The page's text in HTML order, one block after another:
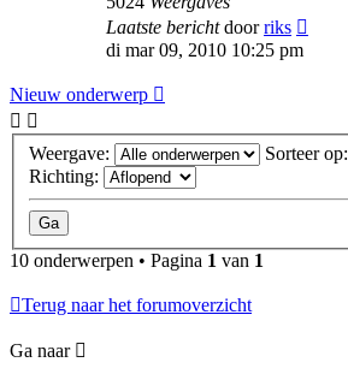
Laatste berichtdoorriks
di mar 09, 2010 10:25 pm
Nieuw onderwerp
Weergave:
Sorteer op:
Richting:
10 onderwerpen • Pagina 1 van 1
Terug naar het forumoverzicht
Ga naar